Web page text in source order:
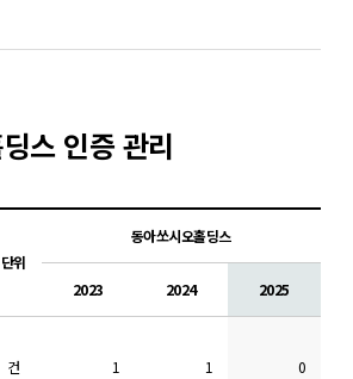
스 인증 관리
단위
동아쏘시오홀딩스
2023 2024 2025
건 1 1 0